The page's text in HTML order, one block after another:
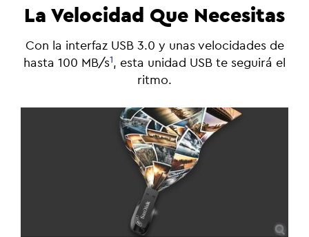
La Velocidad Que Necesitas
Con la interfaz USB 3.0 y unas velocidades de
hasta 100 MB/s1, esta unidad USB te seguirá el
ritmo.